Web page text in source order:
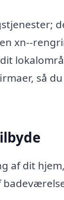
xn--
så
af dit